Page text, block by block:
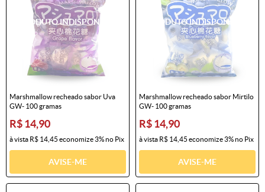
Marshmallow recheado sabor Uva
GW- 100 gramas
R$ 14,90
à vista R$ 14,45 economize3%no Pix
AVISE-ME
Marshmallow recheado sabor Mirtilo
GW- 100 gramas
R$ 14,90
à vista R$ 14,45 economize3%no Pix
AVISE-ME